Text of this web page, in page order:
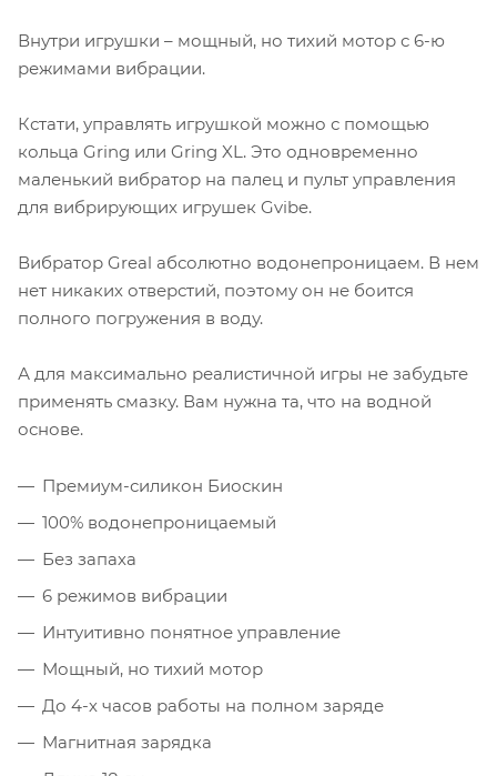
Внутри игрушки – мощный, но тихий мотор с 6-ю
режимами вибрации.
Кстати, управлять игрушкой можно с помощью
кольца Gring или Gring XL . Это одновременно
маленький вибратор на палец и пульт управления
для вибрирующих игрушек Gvibe.
Вибратор Greal абсолютно водонепроницаем. В нем
нет никаких отверстий, поэтому он не боится
полного погружения в воду.
А для максимально реалистичной игры не забудьте
применять смазку. Вам нужна та, что на водной
основе.
Премиум-силикон Биоскин
100% водонепроницаемый
Без запаха
6 режимов вибрации
Интуитивно понятное управление
Мощный, но тихий мотор
До 4-х часов работы на полном заряде
Магнитная зарядка